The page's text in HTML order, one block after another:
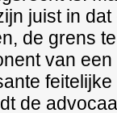
juist in
de grens
van
de